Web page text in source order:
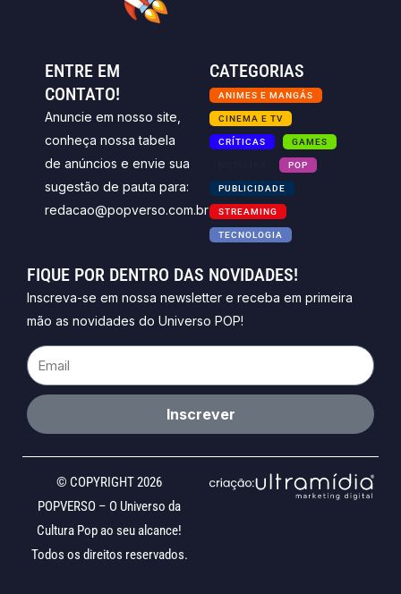
ENTRE EM
CONTATO!
Anuncie em nosso site,
conheça nossa tabela
de anúncios e envie sua
sugestão de pauta para:
redacao@popverso.com.br
CATEGORIAS
ANIMES E MANGÁS
CINEMA E TV
CRÍTICAS GAMES
POP
PUBLICIDADE
STREAMING
TECNOLOGIA
FIQUE POR DENTRO DAS NOVIDADES!
Inscreva-se em nossa newsletter e receba em primeira
mão as novidades do Universo POP!
Email
Inscrever
© COPYRIGHT 2026
POPVERSO – O Universo da
Cultura Pop ao seu alcance!
Todos os direitos reservados.